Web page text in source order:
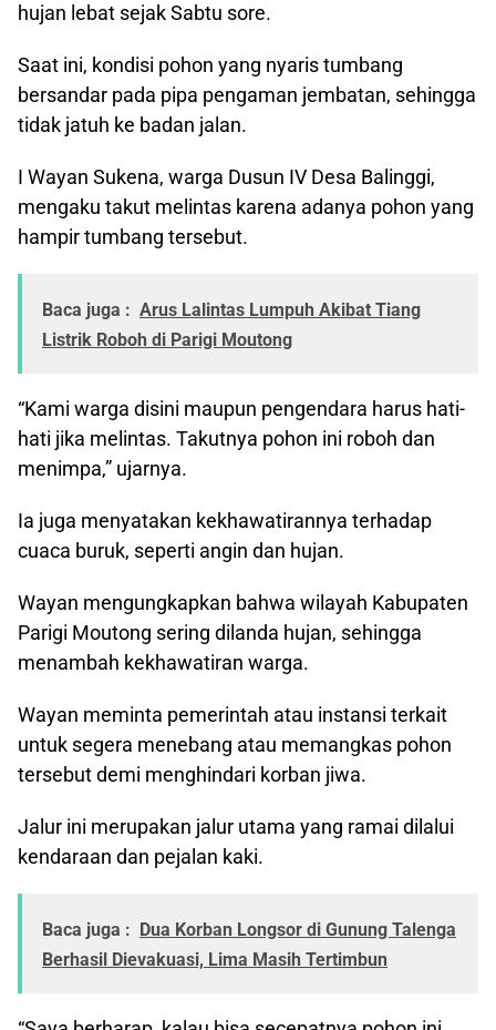
hujan lebat sejak Sabtu sore.
Saat ini, kondisi pohon yang nyaris tumbang
bersandar pada pipa pengaman jembatan, sehingga
tidak jatuh ke badan jalan.
I Wayan Sukena, warga Dusun IV Desa Balinggi,
mengaku takut melintas karena adanya pohon yang
hampir tumbang tersebut.
Baca juga : Arus Lalintas Lumpuh Akibat Tiang
Listrik Roboh di Parigi Moutong
“Kami warga disini maupun pengendara harus hati-
hati jika melintas. Takutnya pohon ini roboh dan
menimpa,” ujarnya.
Ia juga menyatakan kekhawatirannya terhadap
cuaca buruk, seperti angin dan hujan.
Wayan mengungkapkan bahwa wilayah Kabupaten
Parigi Moutong sering dilanda hujan, sehingga
menambah kekhawatiran warga.
Wayan meminta pemerintah atau instansi terkait
untuk segera menebang atau memangkas pohon
tersebut demi menghindari korban jiwa.
Jalur ini merupakan jalur utama yang ramai dilalui
kendaraan dan pejalan kaki.
Baca juga : Dua Korban Longsor di Gunung Talenga
Berhasil Dievakuasi, Lima Masih Tertimbun